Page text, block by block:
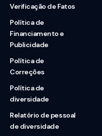
Verificação de Fatos
Política de
Financiamento e
Publicidade
Política de
Correções
Política de
diversidade
Relatório de pessoal
de diversidade